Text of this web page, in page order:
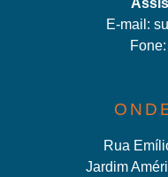
E-mail:
Fone:
Rua
Jardim